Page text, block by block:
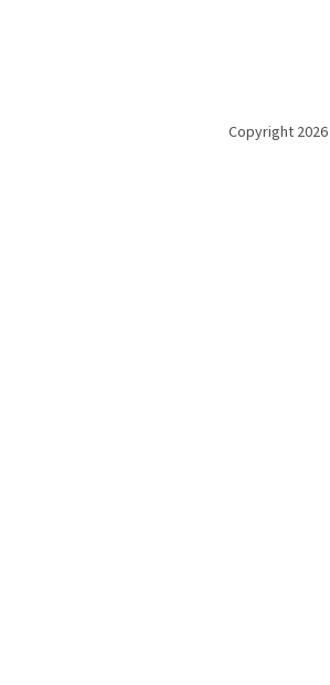
Copyright 2026